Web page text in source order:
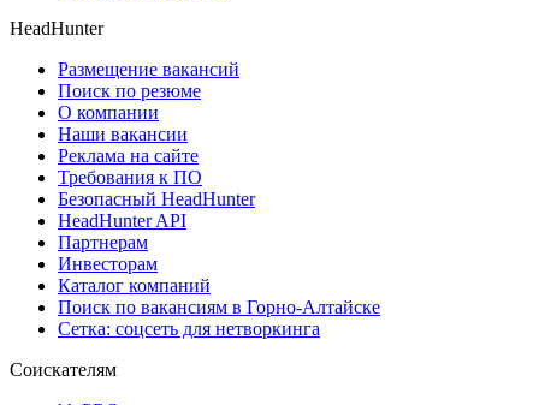
HeadHunter
Размещение вакансий
Поиск по резюме
О компании
Наши вакансии
Реклама на сайте
Требования к ПО
Безопасный HeadHunter
HeadHunter API
Партнерам
Инвесторам
Каталог компаний
Поиск по вакансиям в Горно-Алтайске
Сетка: соцсеть для нетворкинга
Соискателям